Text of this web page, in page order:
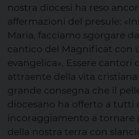
nostra diocesi ha reso
affermazioni del presule:
Maria, facciamo sgorgare
cantico del Magnificat con
evangelica». Essere cantori
attraente della vita cristiana
grande consegna che il
diocesano ha offerto a tutti
incoraggiamento a tornare
della nostra terra con